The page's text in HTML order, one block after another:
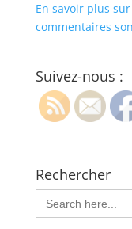
En savoir plus
commentaires
Suivez-nous :
Rechercher
Search
for: